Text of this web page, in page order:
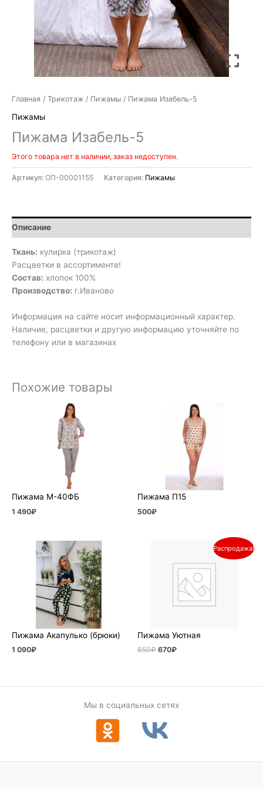
Главная / Трикотаж / Пижамы / Пижама Изабель-5
Пижамы
Пижама Изабель-5
Этого товара нет в наличии, заказ недоступен.
Артикул: ОП-00001155 Категория: Пижамы
Описание
Ткань: кулирка (трикотаж)
Расцветки в ассортименте!
Состав: хлопок 100%
Производство: г.Иваново
Информация на сайте носит информационный характер.
Наличие, расцветки и другую информацию уточняйте по
телефону или в магазинах
Похожие товары
Пижама М-40ФБ
1 490₽
Пижама П15
500₽
Пижама Акапулько (брюки)
1 090₽
Распродажа!
Пижама Уютная
850₽
Первоначальная
составляла
670₽
670₽.
Мы в социальных сетях